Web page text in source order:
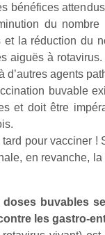
bénéfices
du nombre
et la réduction du
aiguës à
d’autres agents
buvable
et doit être
pour vacciner !
en revanche,
buvables
les gastro-
à
…